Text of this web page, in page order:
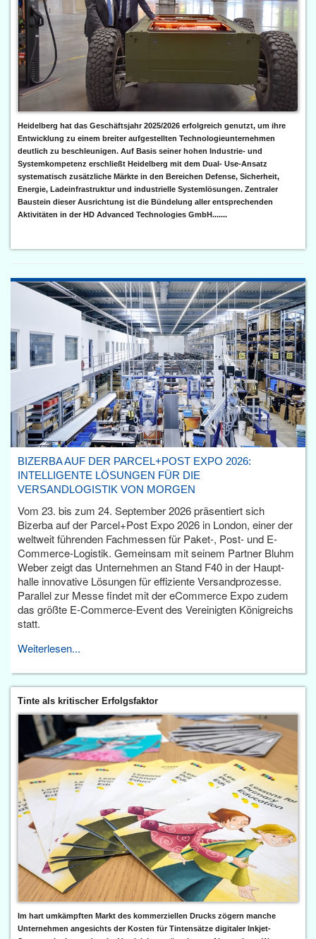
Heidelberg hat das Geschäftsjahr 2025/2026 erfolgreich genutzt, um ihre
Entwicklung zu einem breiter aufgestellten Technologieunternehmen
deutlich zu beschleunigen. Auf Basis seiner hohen Industrie- und
Systemkompetenz erschließt Heidelberg mit dem Dual- Use-Ansatz
systematisch zusätzliche Märkte in den Bereichen Defense, Sicherheit,
Energie, Ladeinfrastruktur und industrielle Systemlösungen. Zentraler
Baustein dieser Ausrichtung ist die Bündelung aller entsprechenden
Aktivitäten in der HD Advanced Technologies GmbH.......
BIZERBA AUF DER PARCEL+POST EXPO 2026:
INTELLIGENTE LÖSUNGEN FÜR DIE
VERSANDLOGISTIK VON MORGEN
Vom 23. bis zum 24. September 2026 präsentiert sich
Bizerba auf der Parcel+Post Expo 2026 in London, einer der
weltweit führenden Fachmessen für Paket-, Post- und E-
Commerce-Logistik. Gemeinsam mit seinem Partner Bluhm
Weber zeigt das Unternehmen an Stand F40 in der Haupt­
halle innovative Lösungen für effiziente Versandprozesse.
Parallel zur Messe findet mit der eCommerce Expo zudem
das größte E-Commerce-Event des Vereinigten Königreichs
statt.
Weiterlesen...
Tinte als kritischer Erfolgsfaktor
Im hart umkämpften Markt des kommerziellen Drucks zögern manche
Unternehmen angesichts der Kosten für Tintensätze digitaler Inkjet-